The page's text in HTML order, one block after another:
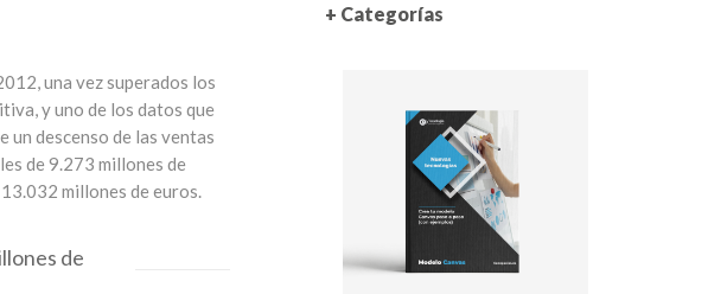
una vez superados los
y uno de los datos que
un descenso de las ventas
de 9.273 millones de
millones de euros.
de
+ Categorías